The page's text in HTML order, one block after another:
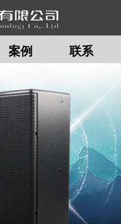
案例 联系